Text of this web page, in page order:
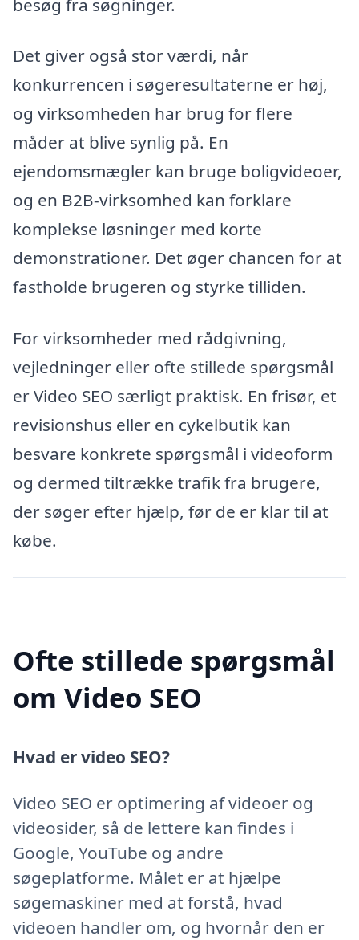
besøg fra søgninger.
Det giver også stor værdi, når
konkurrencen i søgeresultaterne er høj,
og virksomheden har brug for flere
måder at blive synlig på. En
ejendomsmægler kan bruge boligvideoer,
og en B2B-virksomhed kan forklare
komplekse løsninger med korte
demonstrationer. Det øger chancen for at
fastholde brugeren og styrke tilliden.
For virksomheder med rådgivning,
vejledninger eller ofte stillede spørgsmål
er Video SEO særligt praktisk. En frisør, et
revisionshus eller en cykelbutik kan
besvare konkrete spørgsmål i videoform
og dermed tiltrække trafik fra brugere,
der søger efter hjælp, før de er klar til at
købe.
Ofte stillede spørgsmål
om Video SEO
Hvad er video SEO?
Video SEO er optimering af videoer og
videosider, så de lettere kan findes i
Google, YouTube og andre
søgeplatforme. Målet er at hjælpe
søgemaskiner med at forstå, hvad
videoen handler om, og hvornår den er